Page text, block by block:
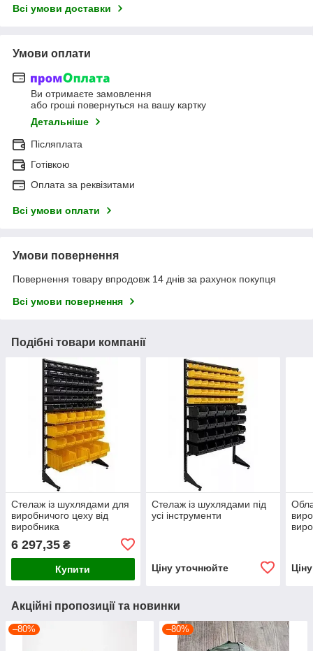
Всі умови доставки
Умови оплати
Ви отримаєте замовлення
або гроші повернуться на вашу картку
Детальніше
Післяплата
Готівкою
Оплата за реквізитами
Всі умови оплати
Умови повернення
Повернення товару впродовж 14 днів за рахунок покупця
Всі умови повернення
Подібні товари компанії
Стелаж із шухлядами для
виробничого цеху від
виробника
6 297,35 ₴
Купити
Стелаж із шухлядами під
усі інструменти
Ціну уточнюйте
Акційні пропозиції та новинки
–80% –80%